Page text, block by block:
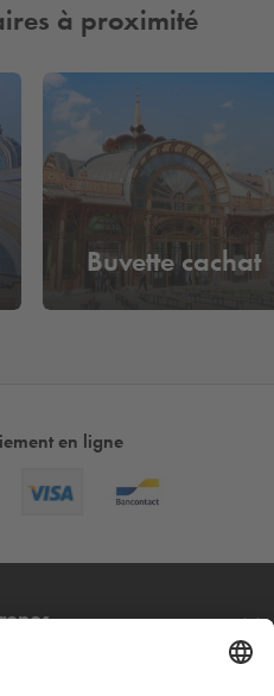
à proximité
Buvette cachat
en ligne